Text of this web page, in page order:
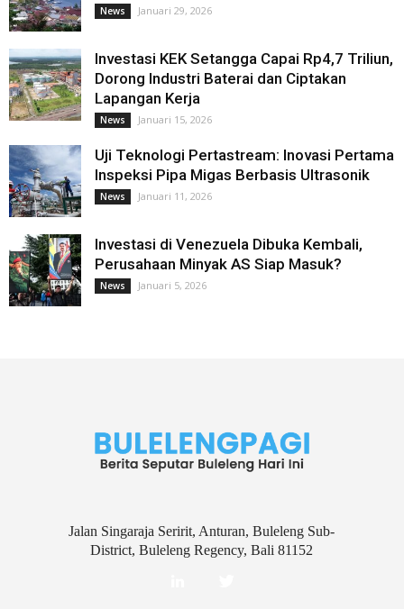
News Januari 29, 2026
Investasi KEK Setangga Capai Rp4,7 Triliun,
Dorong Industri Baterai dan Ciptakan
Lapangan Kerja
News Januari 15, 2026
Uji Teknologi Pertastream: Inovasi Pertama
Inspeksi Pipa Migas Berbasis Ultrasonik
News Januari 11, 2026
Investasi di Venezuela Dibuka Kembali,
Perusahaan Minyak AS Siap Masuk?
News Januari 5, 2026
Jalan Singaraja Seririt, Anturan, Buleleng Sub-
District, Buleleng Regency, Bali 81152